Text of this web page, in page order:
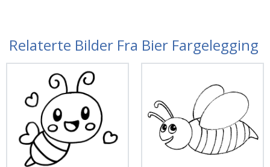
Relaterte Bilder Fra Bier Fargelegging